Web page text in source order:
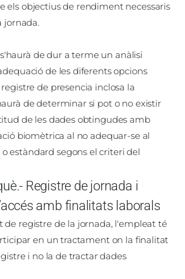
els objectius de rendiment necessaris
jornada.
de dur a terme un anàlisi
de les diferents opcions
de presencia inclosa la
de determinar si pot o no existir
de les dades obtingudes amb
biomètrica al no adequar-se al
estàndard segons el criteri del
Registre de jornada i
amb finalitats laborals
de registre de la jornada, l'empleat té
en un tractament on la finalitat
i no la de tractar dades